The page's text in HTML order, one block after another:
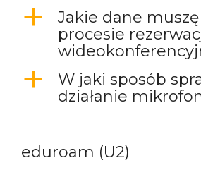
a
Jakie dane
procesie
a
W jaki sposób
działanie
eduroam (U2)